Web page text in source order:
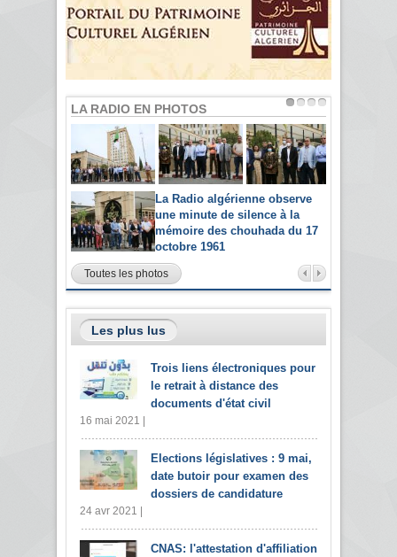
LA RADIO EN PHOTOS
La Radio algérienne observe
une minute de silence à la
mémoire des chouhada du 17
octobre 1961
Toutes les photos
Les plus lus
Trois liens électroniques pour
le retrait à distance des
documents d'état civil
16 mai 2021 |
Elections législatives : 9 mai,
date butoir pour examen des
dossiers de candidature
24 avr 2021 |
CNAS: l'attestation d'affiliation